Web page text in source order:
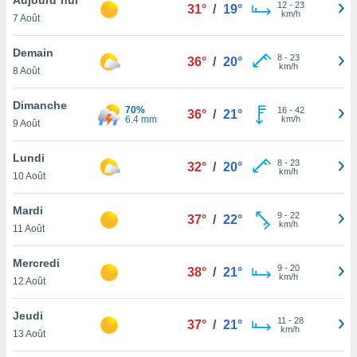
et
»,
au
vous
qu'ils
ou
le
ainsi
un
la
du
7 Août
31° / 19° 12- 23
km/h
Demain
8 Août
36° / 20° 8- 23
km/h
Dimanche
9 Août
70%
6.4 mm
36° / 21° 16- 42
km/h
Lundi
10 Août
32° / 20° 8- 23
km/h
Mardi
11 Août
37° / 22° 9- 22
km/h
Mercredi
12 Août
38° / 21° 9- 20
km/h
Jeudi
13 Août
37° / 21° 11 - 28
km/h